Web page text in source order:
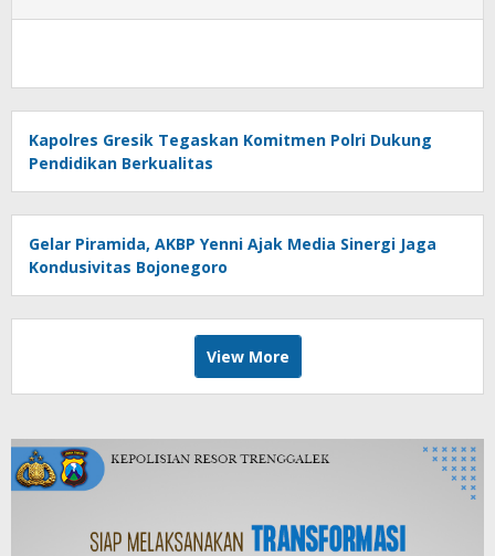
Kapolres Gresik Tegaskan Komitmen Polri Dukung
Pendidikan Berkualitas
Gelar Piramida, AKBP Yenni Ajak Media Sinergi Jaga
Kondusivitas Bojonegoro
View More